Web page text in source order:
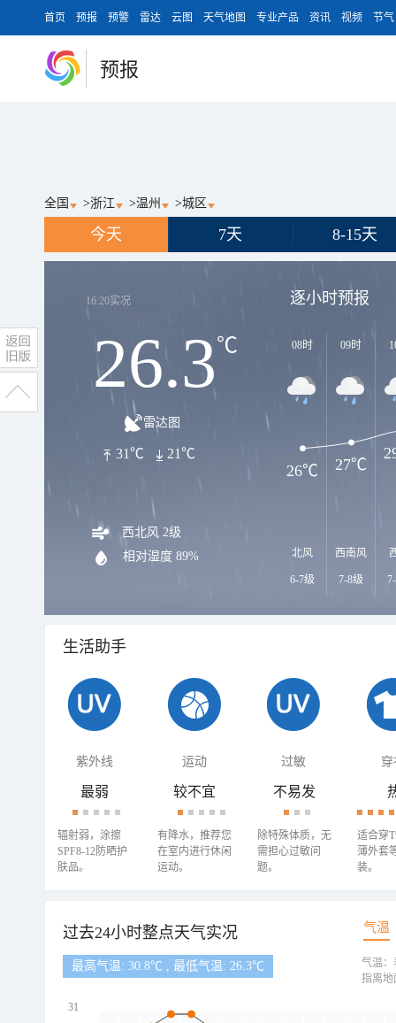
首页 预报 预警 雷达 云图 天气地图 专业产品 资讯 视频 节气
预报
全国 >浙江 >温州 >城区
今天 7天 8-15天
16:20实况
26.3℃
雷达图
31℃ 21℃
西北风 2级
相对湿度 89%
逐小时预报
08时
北风
6-7级
09时
西南风
7-8级
26℃ 27℃
生活助手
紫外线 运动 过敏 穿
最弱
辐射弱，涂擦
SPF8-12防晒护
肤品。
较不宜
有降水，推荐您
在室内进行休闲
运动。
不易发
除特殊体质，无
需担心过敏问
题。
适合穿
薄外套
装。
过去24小时整点天气实况 气温
最高气温: 30.8℃ , 最低气温: 26.3℃
31
气温：
指离地